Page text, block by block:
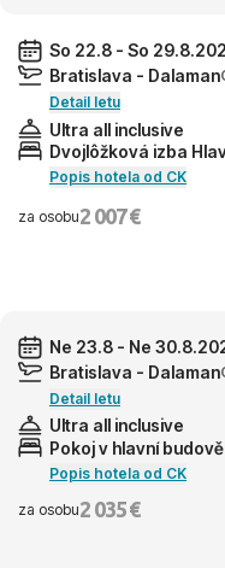
So 22.8 - So
Bratislava - Dalaman
Detail letu
Ultra all inclusive
Dvojlôžková izba
Popis hotela od CK
za osobu2 007 €
Ne 23.8 - Ne
Bratislava - Dalaman
Detail letu
Ultra all inclusive
Pokoj v hlavní budově
Popis hotela od CK
za osobu2 035 €